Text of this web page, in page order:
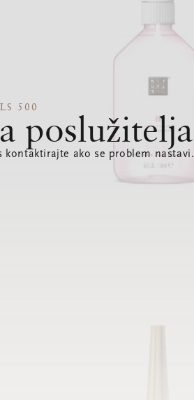
500
poslužitelja
ako se problem nastavi.